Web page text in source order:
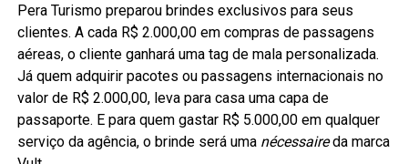
Pera Turismo preparou brindes exclusivos para seus
clientes. A cada R$ 2.000,00 em compras de passagens
aéreas, o cliente ganhará uma tag de mala personalizada.
Já quem adquirir pacotes ou passagens internacionais no
valor de R$ 2.000,00, leva para casa uma capa de
passaporte. E para quem gastar R$ 5.000,00 em qualquer
serviço da agência, o brinde será uma nécessaireda marca